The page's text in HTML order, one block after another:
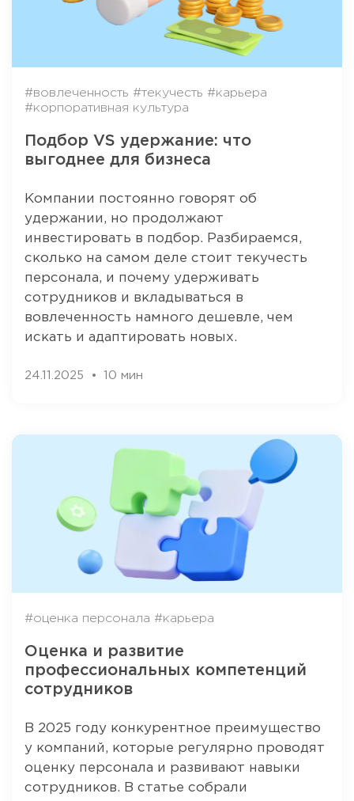
#вовлеченность #текучесть #карьера
#корпоративная культура
Подбор VS удержание: что
выгоднее для бизнеса
Компании постоянно говорят об
удержании, но продолжают
инвестировать в подбор. Разбираемся,
сколько на самом деле стоит текучесть
персонала, и почему удерживать
сотрудников и вкладываться в
вовлеченность намного дешевле, чем
искать и адаптировать новых.
24.11.2025 10 мин
#оценка персонала #карьера
Оценка и развитие
профессиональных компетенций
сотрудников
В 2025 году конкурентное преимущество
у компаний, которые регулярно проводят
оценку персонала и развивают навыки
сотрудников. В статье собрали